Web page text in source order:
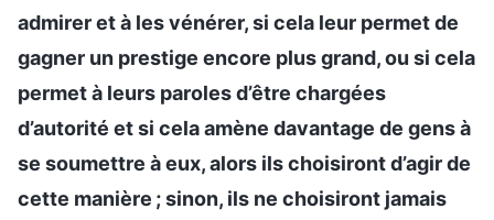
admirer et à les vénérer, si cela leur permet de
gagner un prestige encore plus grand, ou si cela
permet à leurs paroles d’être chargées
d’autorité et si cela amène davantage de gens à
se soumettre à eux, alors ils choisiront d’agir de
cette manière ; sinon, ils ne choisiront jamais